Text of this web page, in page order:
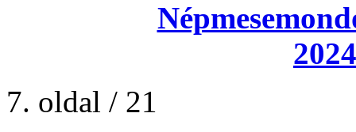
7. oldal / 21